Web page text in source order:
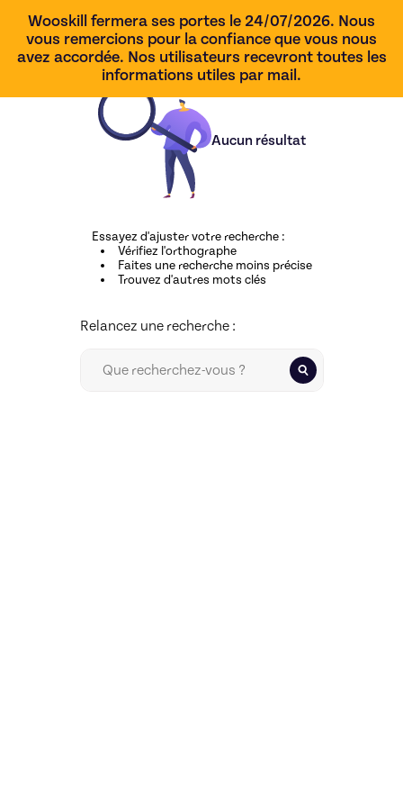
Wooskill fermera ses portes le 24/07/2026. Nous
vous remercions pour la confiance que vous nous
avez accordée. Nos utilisateurs recevront toutes les
informations utiles par mail.
Aucun résultat
Essayez d'ajuster votre recherche:
Vérifiez l'orthographe
Faites une recherche moins précise
Trouvez d'autres mots clés
Relancez une recherche :